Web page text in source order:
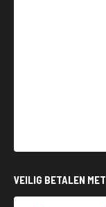
VEILIG BETALEN MET